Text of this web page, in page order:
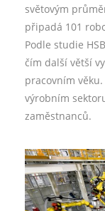
světovým
připadá 101
Podle studie
čím další větší
pracovním
výrobním
zaměstnanců.